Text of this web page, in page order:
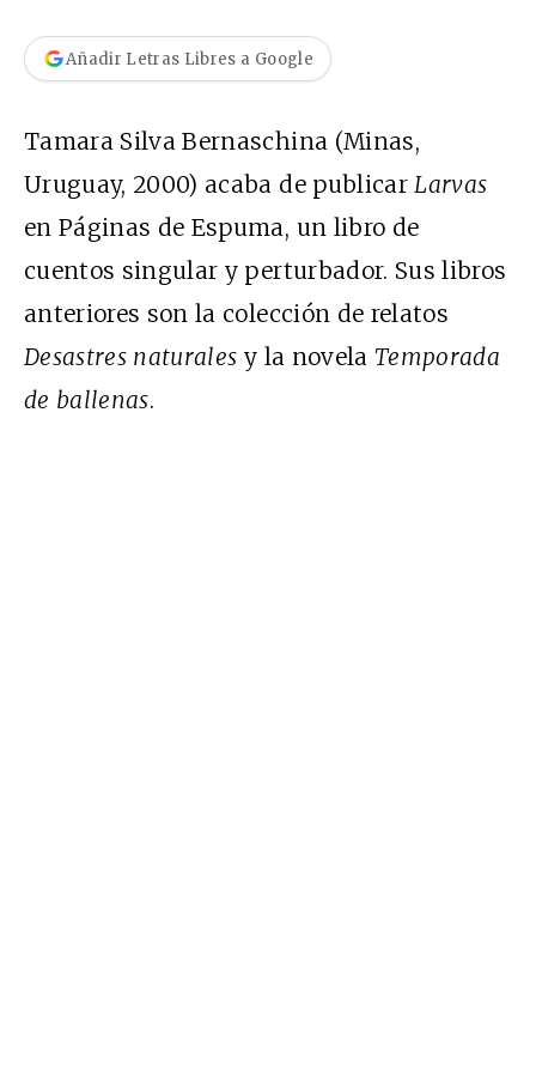
Añadir Letras Libres a Google
Tamara Silva Bernaschina (Minas,
Uruguay, 2000) acaba de publicarLarvas
en Páginas de Espuma, un libro de
cuentos singular y perturbador. Sus libros
anteriores son la colección de relatos
Desastres naturales y la novela Temporada
de ballenas.